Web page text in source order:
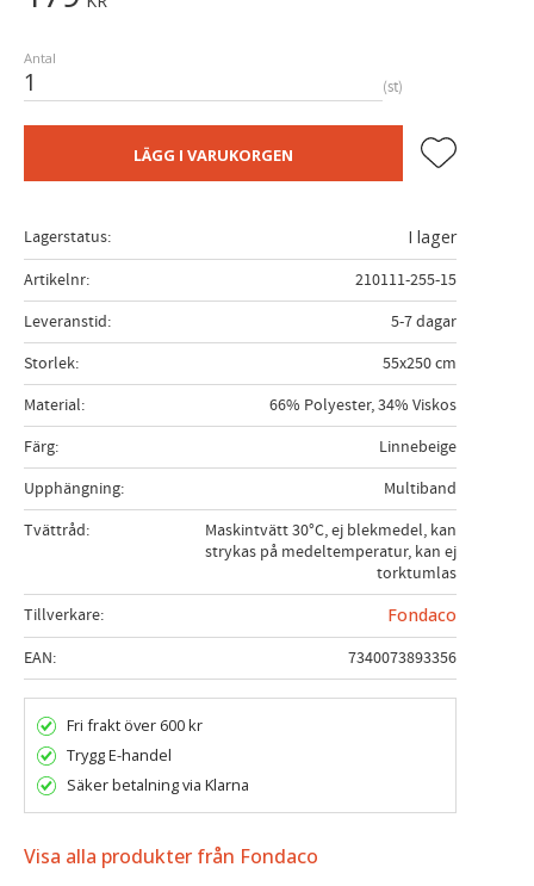
Antal
st
LÄGG I VARUKORGEN Lägg till i
Lagerstatus
I lager
Artikelnr
210111-255-15
Leveranstid
5-7 dagar
Storlek
55x250 cm
Material
66% Polyester, 34% Viskos
Färg
Linnebeige
Upphängning
Multiband
Tvättråd
Maskintvätt 30°C, ej blekmedel, kan
strykas på medeltemperatur, kan ej
torktumlas
Tillverkare
Fondaco
EAN
7340073893356
Fri frakt över 600 kr
Trygg E-handel
Säker betalning via Klarna
Visa alla produkter från Fondaco